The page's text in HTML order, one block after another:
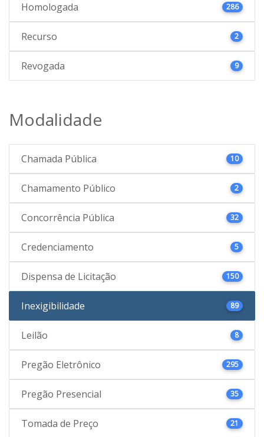
Homologada 286
Recurso 2
Revogada 9
Modalidade
Chamada Pública 10
Chamamento Público 2
Concorrência Pública 32
Credenciamento 5
Dispensa de Licitação 150
Inexigibilidade 89
Leilão 8
Pregão Eletrônico 295
Pregão Presencial 35
Tomada de Preço 21